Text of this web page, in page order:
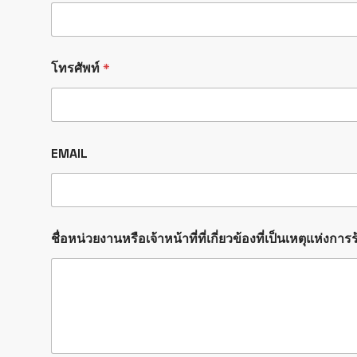
โทรศัพท์*
EMAIL
ชื่อหน่วยงานหรือเจ้าหน้าที่ที่เกี่ยวข้องที่เป็นเหตุแห่งการ